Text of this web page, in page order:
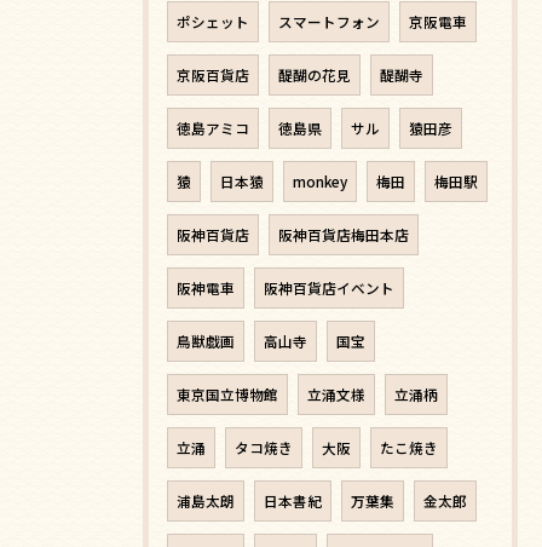
ポシェット スマートフォン 京阪電車
京阪百貨店 醍醐の花見 醍醐寺
徳島アミコ 徳島県 サル 猿田彦
猿 日本猿 monkey 梅田 梅田駅
阪神百貨店 阪神百貨店梅田本店
阪神電車 阪神百貨店イベント
鳥獣戯画 高山寺 国宝
東京国立博物館 立涌文様 立涌柄
立涌 タコ焼き 大阪 たこ焼き
浦島太朗 日本書紀 万葉集 金太郎